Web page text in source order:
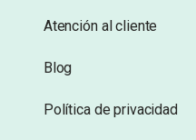
Atención al cliente
Blog
Política de privacidad